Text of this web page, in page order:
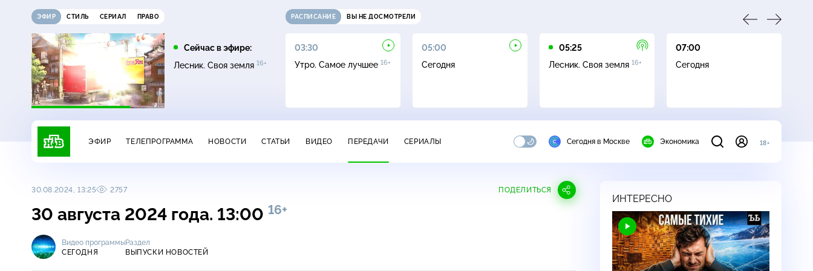
ЭФИР СТИЛЬ СЕРИАЛ ПРАВО
Сейчас в эфире:
Лесник. Своя земля 16+
РАСПИСАНИЕ ВЫ НЕ ДОСМОТРЕЛИ
22:35
Темная лошадка
01:45
Лесник. Своя земля16+
03:30
Утро. Самое лучшее 16+
05:00
Сегодня
05:25
Лесник. Своя земля 16+
07:00
Сегодня
ЭФИР ТЕЛЕПРОГРАММА НОВОСТИ СТАТЬИ ВИДЕО ПЕРЕДАЧИ СЕРИАЛЫ Сегодня в Москве Экономика 18+
30.08.2024, 13:25 2757 ПОДЕЛИТЬСЯ
30 августа 2024 года. 13:00 16+
Видео программы
СЕГОДНЯ
Раздел
ВЫПУСКИ НОВОСТЕЙ
ИНТЕРЕСНО